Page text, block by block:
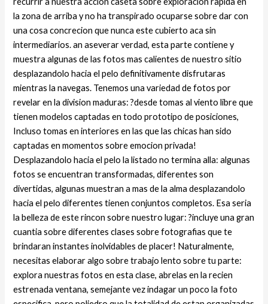
la zona de arriba y no ha transpirado ocuparse sobre dar con
una cosa concrecion que nunca este cubierto aca sin
intermediarios.an aseverar verdad, esta parte contiene y
muestra algunas de las fotos mas calientes de nuestro sitio
desplazandolo hacia el pelo definitivamente disfrutaras
mientras la navegas. Tenemos una variedad de fotos por
revelar en la division maduras: ?desde tomas al viento libre que
tienen modelos captadas en todo prototipo de posiciones,
Incluso tomas en interiores en las que las chicas han sido
captadas en momentos sobre emocion privada!
Desplazandolo hacia el pelo la listado no termina alla: algunas
fotos se encuentran transformadas, diferentes son
divertidas, algunas muestran a mas de la alma desplazandolo
hacia el pelo diferentes tienen conjuntos completos. Esa seri­a
la belleza de este rincon sobre nuestro lugar: ?incluye una gran
cuanti­a sobre diferentes clases sobre fotografias que te
brindaran instantes inolvidables de placer! Naturalmente,
necesitas elaborar algo sobre trabajo lento sobre tu parte:
explora nuestras fotos en esta clase, abrelas en la recien
estrenada ventana, semejante vez indagar un poco la foto